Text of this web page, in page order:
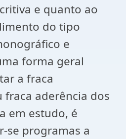
e quanto ao
do tipo
e
forma geral
a fraca
fraca aderência dos
em estudo, é
se programas a